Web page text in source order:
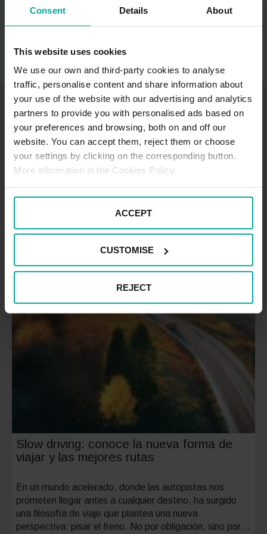
Consent Details About
This website uses cookies
We use our own and third-party cookies to analyse
traffic, personalise content and share information about
your use of the website with our advertising and analytics
partners to provide you with personalised ads based on
your preferences and browsing, both on and off our
website. You can accept them, reject them or choose
your settings by clicking on the corresponding button.
More information in the Cookies Policy.
ACCEPT
CUSTOMISE
REJECT
También te puede gustar
Slow driving: conoce la nueva forma de
viajar y las mejores rutas
En un mundo acelerado, donde las autopistas nos
prometen llegar antes a cualquier destino, ha surgido
una filosofía de viaje que plantea una nueva
perspectiva: pisar el freno. No por obligación, sino por…